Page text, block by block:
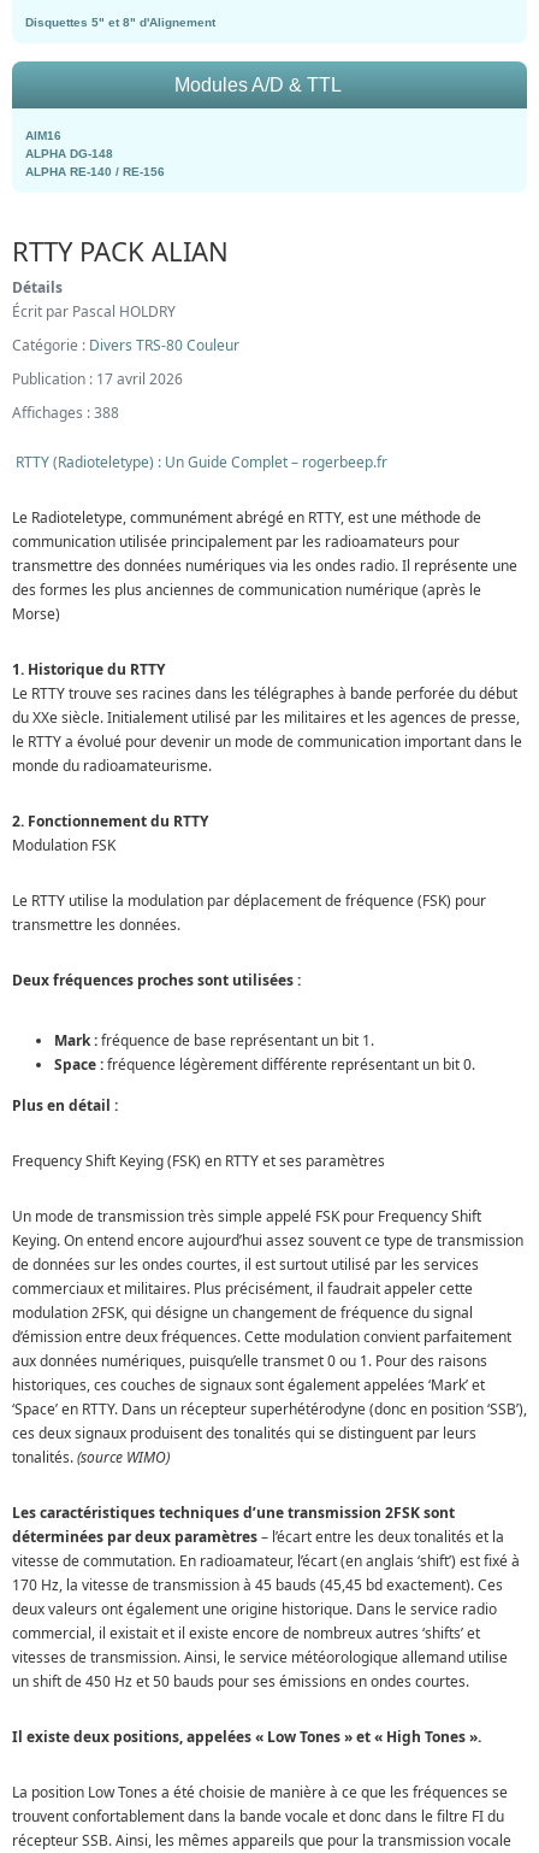
Disquettes 5" et 8" d'Alignement
Modules A/D & TTL
AIM16
ALPHA DG-148
ALPHA RE-140 / RE-156
RTTY PACK ALIAN
Détails
Écrit par Pascal HOLDRY
Catégorie : Divers TRS-80 Couleur
Publication : 17 avril 2026
Affichages : 388
RTTY (Radioteletype) : Un Guide Complet – rogerbeep.fr
Le Radioteletype, communément abrégé en RTTY, est une méthode de
communication utilisée principalement par les radioamateurs pour
transmettre des données numériques via les ondes radio. Il représente une
des formes les plus anciennes de communication numérique (après le
Morse)
1. Historique du RTTY
Le RTTY trouve ses racines dans les télégraphes à bande perforée du début
du XXe siècle. Initialement utilisé par les militaires et les agences de presse,
le RTTY a évolué pour devenir un mode de communication important dans le
monde du radioamateurisme.
2. Fonctionnement du RTTY
Modulation FSK
Le RTTY utilise la modulation par déplacement de fréquence (FSK) pour
transmettre les données.
Deux fréquences proches sont utilisées :
Mark :fréquence de base représentant un bit 1.
Space :fréquence légèrement différente représentant un bit 0.
Plus en détail :
Frequency Shift Keying (FSK) en RTTY et ses paramètres
Un mode de transmission très simple appelé FSK pour Frequency Shift
Keying. On entend encore aujourd’hui assez souvent ce type de transmission
de données sur les ondes courtes, il est surtout utilisé par les services
commerciaux et militaires. Plus précisément, il faudrait appeler cette
modulation 2FSK, qui désigne un changement de fréquence du signal
d’émission entre deux fréquences. Cette modulation convient parfaitement
aux données numériques, puisqu’elle transmet 0 ou 1. Pour des raisons
historiques, ces couches de signaux sont également appelées ‘Mark’ et
‘Space’ en RTTY. Dans un récepteur superhétérodyne (donc en position ‘SSB’),
ces deux signaux produisent des tonalités qui se distinguent par leurs
tonalités.(source WIMO)
Les caractéristiques techniques d’une transmission 2FSK sont
déterminées par deux paramètres– l’écart entre les deux tonalités et la
vitesse de commutation. En radioamateur, l’écart (en anglais ‘shift’) est fixé à
170 Hz, la vitesse de transmission à 45 bauds (45,45 bd exactement). Ces
deux valeurs ont également une origine historique. Dans le service radio
commercial, il existait et il existe encore de nombreux autres ‘shifts’ et
vitesses de transmission. Ainsi, le service météorologique allemand utilise
un shift de 450 Hz et 50 bauds pour ses émissions en ondes courtes.
Il existe deux positions, appelées « Low Tones » et « High Tones ».
La position Low Tones a été choisie de manière à ce que les fréquences se
trouvent confortablement dans la bande vocale et donc dans le filtre FI du
récepteur SSB. Ainsi, les mêmes appareils que pour la transmission vocale